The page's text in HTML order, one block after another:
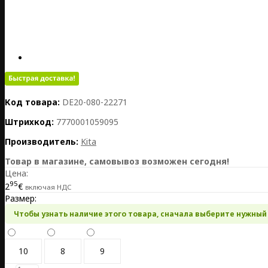
Код товара: DE20-080-22271
Штрихкод: 7770001059095
Производитель: Kita
Товар в магазине, самовывоз возможен сегодня!
Цена:
295€ включая НДС
Размер:
Чтобы узнать наличие этого товара, сначала выберите
10 8 9